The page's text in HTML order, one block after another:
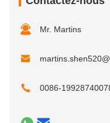
Mr. Martins
0086-